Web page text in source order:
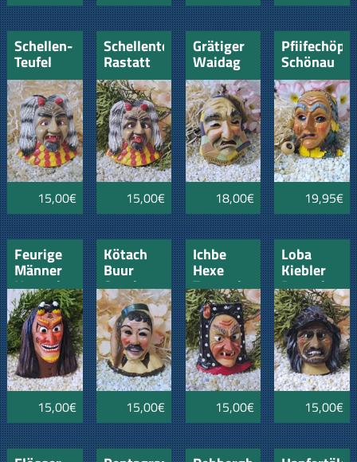
Schellen-
Teufel
Rastatt
15,00€
Schellenteufel
Rastatt
15,00€
Grätiger
Waidag
Laupheim
18,00€
Pfiifechöpf
Schönau
mit
Pfeife
19,95€
Feurige
Männer
Hottscheck
Grötzingen
15,00€
Kötach
Buur
Sunthausen
15,00€
Ichbe
Hexe
Tennenbronn
15,00€
Loba
Kiebler
15,00€